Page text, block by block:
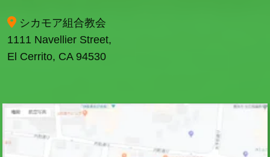
シカモア組合教会
1111 Navellier Street,
El Cerrito, CA 94530